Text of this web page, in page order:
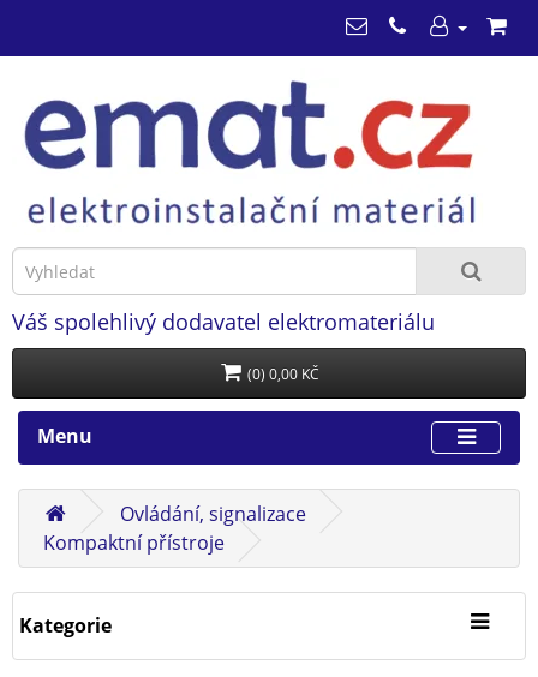
Váš spolehlivý dodavatel elektromateriálu
(0) 0,00 KČ
Menu
Ovládání, signalizace
Kompaktní přístroje
Kategorie